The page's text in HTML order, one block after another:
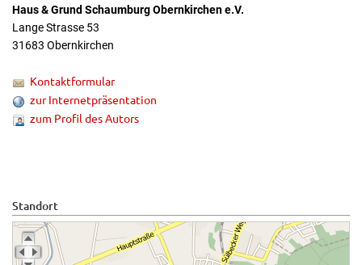
Haus & Grund Schaumburg Obernkirchen e.V.
Lange Strasse 53
31683 Obernkirchen
Kontaktformular
zur Internetpräsentation
zum Profil des Autors
Standort